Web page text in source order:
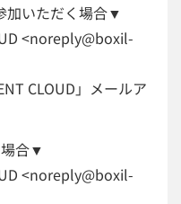
加いただく場合▼
<noreply@boxil-
CLOUD」メールア
合▼
<noreply@boxil-